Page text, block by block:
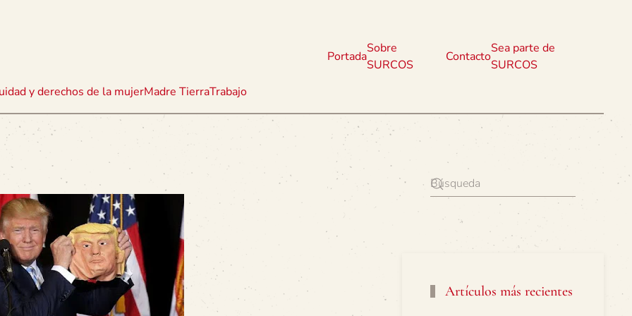
y derechos de la mujerMadre TierraTrabajo
Portada
Sobre
SURCOS
Contacto
Sea parte de
SURCOS
Artículos más recientes